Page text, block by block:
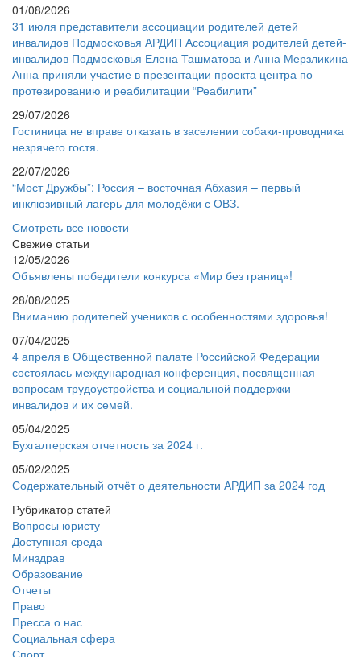
01/08/2026
31 июля представители ассоциации родителей детей
инвалидов Подмосковья АРДИП Ассоциация родителей детей-
инвалидов Подмосковья Елена Ташматова и Анна Мерзликина
Анна приняли участие в презентации проекта центра по
протезированию и реабилитации “Реабилити”
29/07/2026
Гостиница не вправе отказать в заселении собаки-проводника
незрячего гостя.
22/07/2026
“Мост Дружбы”: Россия – восточная Абхазия – первый
инклюзивный лагерь для молодёжи с ОВЗ.
Смотреть все новости
Свежие статьи
12/05/2026
Объявлены победители конкурса «Мир без границ»!
28/08/2025
Вниманию родителей учеников с особенностями здоровья!
07/04/2025
4 апреля в Общественной палате Российской Федерации
состоялась международная конференция, посвященная
вопросам трудоустройства и социальной поддержки
инвалидов и их семей.
05/04/2025
Бухгалтерская отчетность за 2024 г.
05/02/2025
Содержательный отчёт о деятельности АРДИП за 2024 год
Рубрикатор статей
Вопросы юристу
Доступная среда
Минздрав
Образование
Отчеты
Право
Пресса о нас
Социальная сфера
Спорт